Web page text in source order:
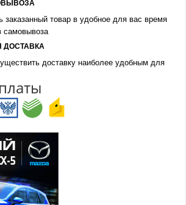
заказанный товар в удобное для вас время
самовывоза
ДОСТАВКА
доставку наиболее удобным для